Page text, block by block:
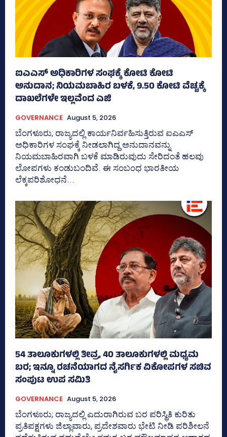
ಐಎಎಸ್‌ ಅಧಿಕಾರಿಗಳ ಸಂಘಕ್ಕೆ ಕೋಟಿ ಕೋಟಿ
ಅನುದಾನ; ನಿಯಮಬಾಹಿರ ಬಳಕೆ, 9.50 ಕೋಟಿ ವೆಚ್ಚಕ್ಕೆ
ದಾಖಲೆಗಳೇ ಇಲ್ಲವೆಂದ ಎಜಿ
GOVERNANCE August 5, 2026
ಬೆಂಗಳೂರು; ರಾಜ್ಯದಲ್ಲಿ ಕಾರ್ಯನಿರ್ವಹಿಸುತ್ತಿರುವ ಐಎಎಸ್‌
ಅಧಿಕಾರಿಗಳ ಸಂಘಕ್ಕೆ ನೀಡಲಾಗಿದ್ದ ಅನುದಾನವನ್ನು
ನಿಯಮಬಾಹಿರವಾಗಿ ಬಳಕೆ ಮಾಡಿರುವುದು ಸೇರಿದಂತೆ ಹಲವು
ಲೋಪಗಳು ಕಂಡುಬಂದಿವೆ. ಈ ಸಂಬಂಧ ಭಾರತೀಯ
ಲೆಕ್ಕಪರಿಶೋಧನೆ...
54 ತಾಲೂಕುಗಳಲ್ಲಿ ತೀವ್ರ, 40 ತಾಲೂಕುಗಳಲ್ಲಿ ಮಧ್ಯಮ
ಬರ; ಇನ್ನೂ ರಚನೆಯಾಗದ ನೈಸರ್ಗಿಕ ವಿಕೋಪಗಳ ಸಚಿವ
ಸಂಪುಟ ಉಪ ಸಮಿತಿ
GOVERNANCE August 5, 2026
ಬೆಂಗಳೂರು; ರಾಜ್ಯದಲ್ಲಿ ಎದುರಾಗಿರುವ ಬರ ಪರಿಸ್ಥಿತಿ ಕುರಿತು
ಪ್ರತಿಪಕ್ಷಗಳು ಜಿಲ್ಲಾವಾರು, ಪ್ರದೇಶವಾರು ಭೇಟಿ ನೀಡಿ ಪರಿಶೀಲನೆ